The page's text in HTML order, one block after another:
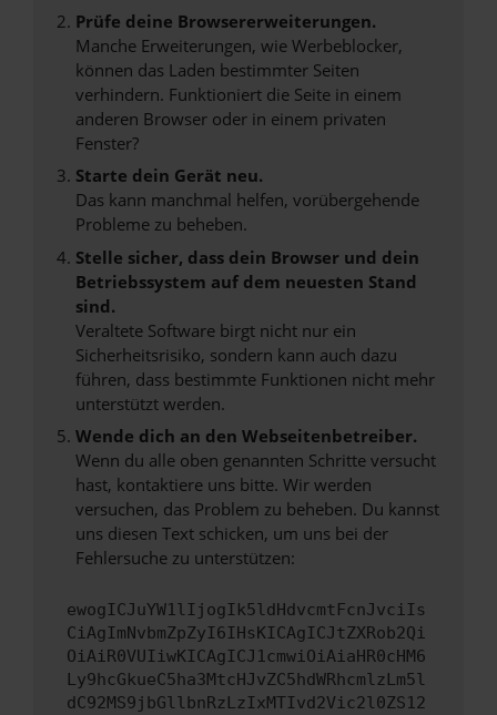
Prüfe deine Browsererweiterungen.
Manche Erweiterungen, wie Werbeblocker,
können das Laden bestimmter Seiten
verhindern. Funktioniert die Seite in einem
anderen Browser oder in einem privaten
Fenster?
Starte dein Gerät neu.
Das kann manchmal helfen, vorübergehende
Probleme zu beheben.
Stelle sicher, dass dein Browser und dein
Betriebssystem auf dem neuesten Stand
sind.
Veraltete Software birgt nicht nur ein
Sicherheitsrisiko, sondern kann auch dazu
führen, dass bestimmte Funktionen nicht mehr
unterstützt werden.
Wende dich an den Webseitenbetreiber.
Wenn du alle oben genannten Schritte versucht
hast, kontaktiere uns bitte. Wir werden
versuchen, das Problem zu beheben. Du kannst
uns diesen Text schicken, um uns bei der
Fehlersuche zu unterstützen:
ewogICJuYW1lIjogIk5ldHdvcmtFcnJvciIs
CiAgImNvbmZpZyI6IHsKICAgICJtZXRob2Qi
OiAiR0VUIiwKICAgICJ1cmwiOiAiaHR0cHM6
Ly9hcGkueC5ha3MtcHJvZC5hdWRhcmlzLm5l
dC92MS9jbGllbnRzLzIxMTIvd2Vic2l0ZS12